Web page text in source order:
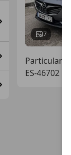
7
Particular
ES-46702